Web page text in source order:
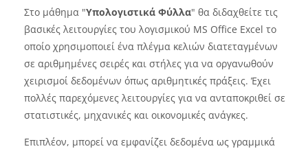
Στο μάθημα "Υπολογιστικά Φύλλα" θα διδαχθείτε τις
βασικές λειτουργίες του λογισμικού MS Office Excel το
οποίο χρησιμοποιεί ένα πλέγμα κελιών διατεταγμένων
σε αριθμημένες σειρές και στήλες για να οργανωθούν
χειρισμοί δεδομένων όπως αριθμητικές πράξεις. Έχει
πολλές παρεχόμενες λειτουργίες για να ανταποκριθεί σε
στατιστικές, μηχανικές και οικονομικές ανάγκες.
Επιπλέον, μπορεί να εμφανίζει δεδομένα ως γραμμικά